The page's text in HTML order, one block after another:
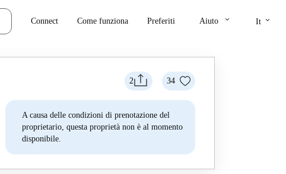
Connect Come funziona Preferiti Aiuto keyboard_arrow_down It keyboard_arrow_down
2 34
A causa delle condizioni di prenotazione del
proprietario, questa proprietà non è al momento
disponibile.